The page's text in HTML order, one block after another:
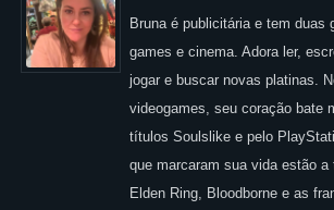
Bruna é publicitária e tem duas
games e cinema. Adora ler,
jogar e buscar novas platinas.
videogames, seu coração bate
títulos Soulslike e pelo
que marcaram sua vida estão a
Elden Ring, Bloodborne e as